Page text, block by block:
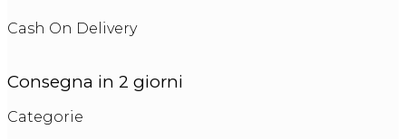
Cash On Delivery
Consegna in 2 giorni
Categorie